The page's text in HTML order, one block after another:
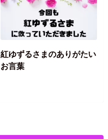
紅ゆずるさまのありがたい
お言葉